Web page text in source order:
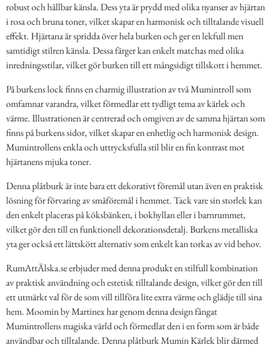
robust och hållbar känsla. Dess yta är prydd med olika nyanser av hjärtan
i rosa och bruna toner, vilket skapar en harmonisk och tilltalande visuell
effekt. Hjärtana är spridda över hela burken och ger en lekfull men
samtidigt stilren känsla. Dessa färger kan enkelt matchas med olika
inredningsstilar, vilket gör burken till ett mångsidigt tillskott i hemmet.
På burkens lock finns en charmig illustration av två Mumintroll som
omfamnar varandra, vilket förmedlar ett tydligt tema av kärlek och
värme. Illustrationen är centrerad och omgiven av de samma hjärtan som
finns på burkens sidor, vilket skapar en enhetlig och harmonisk design.
Mumintrollens enkla och uttrycksfulla stil blir en fin kontrast mot
hjärtanens mjuka toner.
Denna plåtburk är inte bara ett dekorativt föremål utan även en praktisk
lösning för förvaring av småföremål i hemmet. Tack vare sin storlek kan
den enkelt placeras på köksbänken, i bokhyllan eller i barnrummet,
vilket gör den till en funktionell dekorationsdetalj. Burkens metalliska
yta ger också ett lättskött alternativ som enkelt kan torkas av vid behov.
RumAttÄlska.se erbjuder med denna produkt en stilfull kombination
av praktisk användning och estetisk tilltalande design, vilket gör den till
ett utmärkt val för de som vill tillföra lite extra värme och glädje till sina
hem. Moomin by Martinex har genom denna design fångat
Mumintrollens magiska värld och förmedlat den i en form som är både
användbar och tilltalande. Denna plåtburk Mumin Kärlek blir därmed